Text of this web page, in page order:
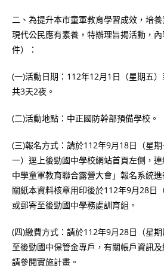
二、為提升本市童軍教育學習成效，培
現代公民應有素養，特辦理旨揭活動，
件）：
(一)活動日期：112年12月1日（星期五
共3天2夜。
(二)活動地點：中正國防幹部預備學校。
(三)報名方式：請於112年9月18日（星
一）逕上後勁國中學校網站首頁左側，
中學童軍教育聯合露營大會」報名系統
關紙本資料核章用印後於112年9月28日
或郵寄至後勁國中學務處訓育組。
(四)繳費方式：請於112年9月28日（星
至後勁國中保管金專戶，有關帳戶資訊
請參閱實施計畫。